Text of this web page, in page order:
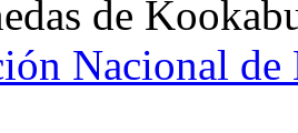
de
Nacional